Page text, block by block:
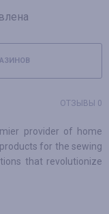
ОТЗЫВЫ 0
provider of home
for the sewing
that revolutionize